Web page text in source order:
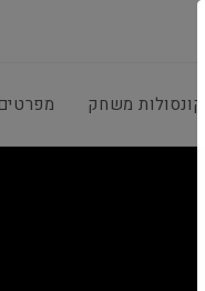
קונסולות משחק